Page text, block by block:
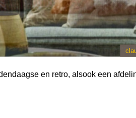
en retro, alsook een